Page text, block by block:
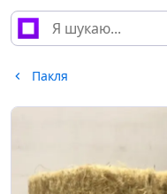
Пакля